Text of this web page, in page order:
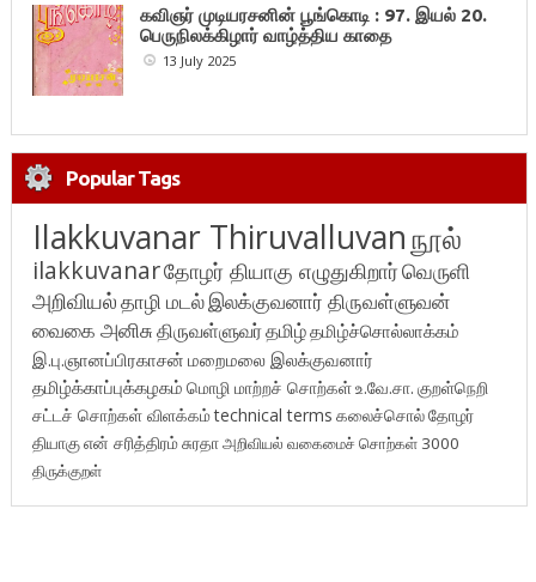
கவிஞர் முடியரசனின் பூங்கொடி : 97. இயல் 20.
பெருநிலக்கிழார் வாழ்த்திய காதை
13 July 2025
Popular Tags
Ilakkuvanar Thiruvalluvanநூல்
ilakkuvanarதோழர் தியாகு எழுதுகிறார்வெருளி
அறிவியல்தாழி மடல்இலக்குவனார் திருவள்ளுவன்
வைகை அனிசுதிருவள்ளுவர்தமிழ்தமிழ்ச்சொல்லாக்கம்
இ.பு.ஞானப்பிரகாசன் மறைமலை இலக்குவனார்
தமிழ்க்காப்புக்கழகம் மொழி மாற்றச் சொற்கள்உ.வே.சா. குறள்நெறி
சட்டச் சொற்கள் விளக்கம்technical terms கலைச்சொல்தோழர்
தியாகுஎன் சரித்திரம்சுரதாஅறிவியல் வகைமைச் சொற்கள் 3000
திருக்குறள்